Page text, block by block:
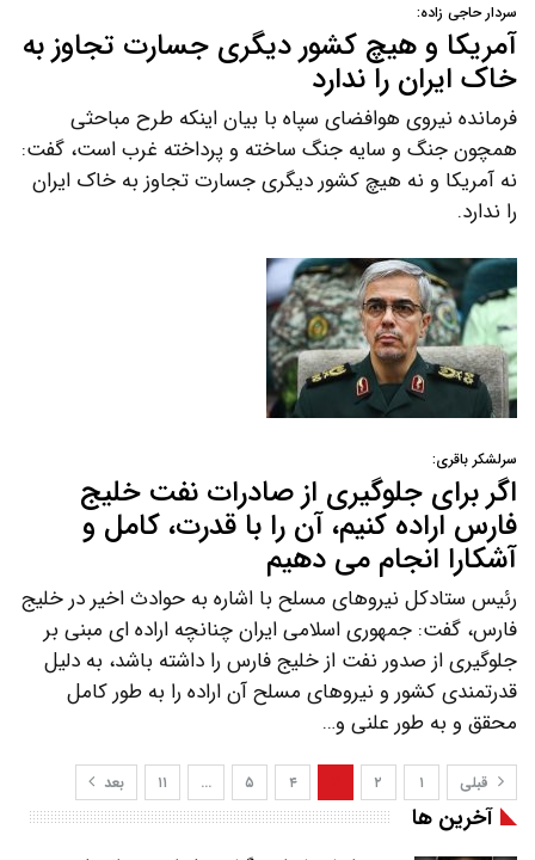
سردار حاجی زاده:
آمریکا و هیچ کشور دیگری جسارت تجاوز به
خاک ایران را ندارد
فرمانده نیروی هوافضای سپاه با بیان اینکه طرح مباحثی
همچون جنگ و سایه جنگ ساخته و پرداخته غرب است، گفت:
نه آمریکا و نه هیچ کشور دیگری جسارت تجاوز به خاک ایران
را ندارد.
سرلشکر باقری:
اگر برای جلوگیری از صادرات نفت خلیج
فارس اراده کنیم، آن را با قدرت، کامل و
آشکارا انجام می دهیم
رئیس ستادکل نیروهای مسلح با اشاره به حوادث اخیر در خلیج
فارس، گفت: جمهوری اسلامی ایران چنانچه اراده ای مبنی بر
جلوگیری از صدور نفت از خلیج فارس را داشته باشد، به دلیل
قدرتمندی کشور و نیروهای مسلح آن اراده را به طور کامل
محقق و به طور علنی و…
قبلی ۱ ۲ ۴ ۵ … ۱۱ بعد
آخرین ها